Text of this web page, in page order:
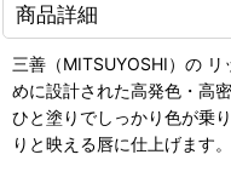
商品詳細
三善（MITSUYOSHI）の
めに設計された高発色・高
ひと塗りでしっかり色が乗
りと映える唇に仕上げます。